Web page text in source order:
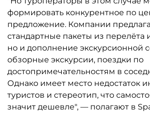
формировать конкурентное по
предложение. Компании
стандартные пакеты из перелёта
но и дополнение экскурсионной
обзорные экскурсии, поездки по
достопримечательностям в
Однако имеет место недостаток
туристов и стереотип, что
значит дешевле", — полагают в